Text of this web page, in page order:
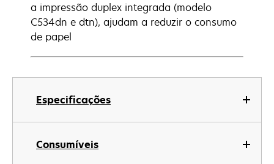
Especificações
Consumíveis
a impressão duplex integrada (modelo
C534dn e dtn), ajudam a reduzir o consumo
de papel